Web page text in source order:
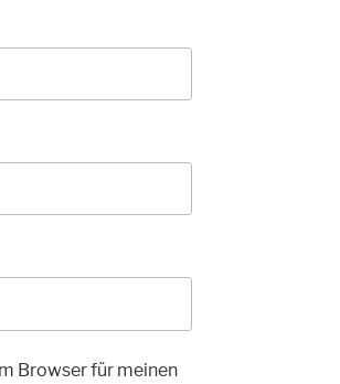
Browser für meinen